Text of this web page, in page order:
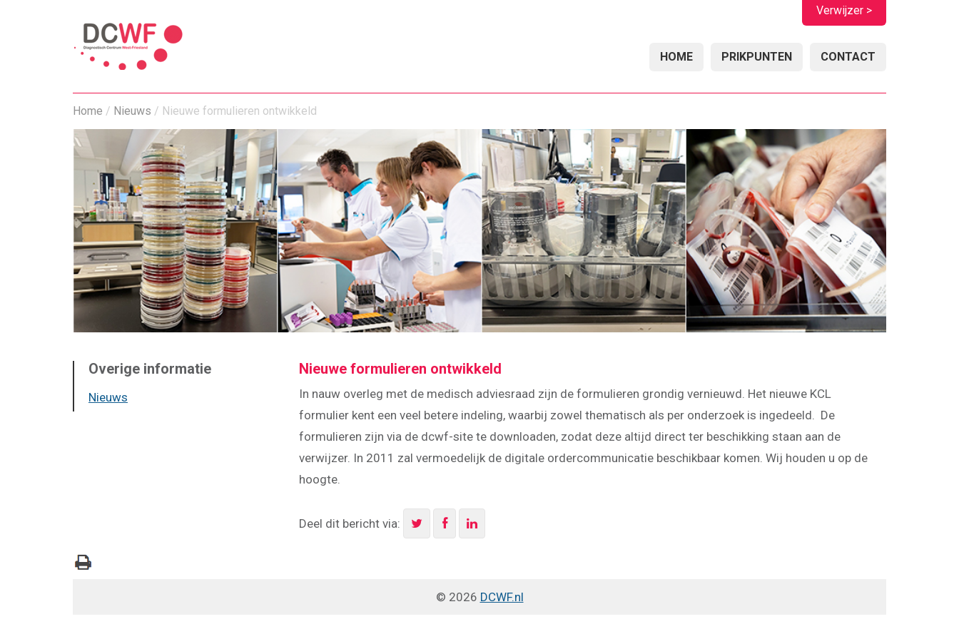
Verwijzer >
HOME PRIKPUNTEN CONTACT
Home / Nieuws / Nieuwe formulieren ontwikkeld
Overige informatie
Nieuws
Nieuwe formulieren ontwikkeld
In nauw overleg met de medisch adviesraad zijn de formulieren grondig vernieuwd. Het nieuwe KCL
formulier kent een veel betere indeling, waarbij zowel thematisch als per onderzoek is ingedeeld. De
formulieren zijn via de dcwf-site te downloaden, zodat deze altijd direct ter beschikking staan aan de
verwijzer. In 2011 zal vermoedelijk de digitale ordercommunicatie beschikbaar komen. Wij houden u op de
hoogte.
Deel dit bericht via:
© 2026 DCWF.nl